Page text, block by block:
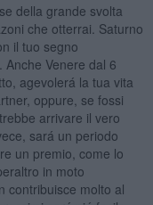
della grande svolta
che otterrai. Saturno
il tuo segno
Venere dal 6
agevolerá la tua vita
oppure, se fossi
arrivare il vero
sará un periodo
un premio, come lo
in moto
contribuisce molto al